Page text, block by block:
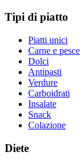
Tipi di piatto
Piatti unici
Carne e pesce
Dolci
Antipasti
Verdure
Carboidrati
Insalate
Snack
Colazione
Diete